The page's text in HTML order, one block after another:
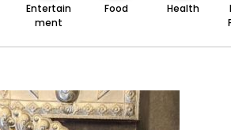
Entertain
ment
Food Health